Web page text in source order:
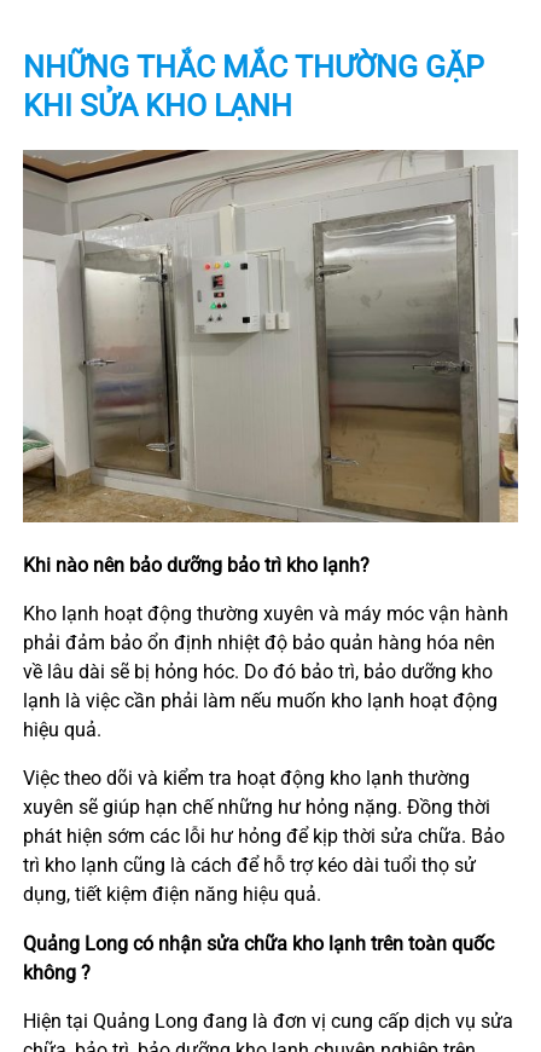
NHỮNG THẮC MẮC THƯỜNG GẶP
KHI SỬA KHO LẠNH
Khi nào nên bảo dưỡng bảo trì kho lạnh?
Kho lạnh hoạt động thường xuyên và máy móc vận hành
phải đảm bảo ổn định nhiệt độ bảo quản hàng hóa nên
về lâu dài sẽ bị hỏng hóc. Do đó bảo trì, bảo dưỡng kho
lạnh là việc cần phải làm nếu muốn kho lạnh hoạt động
hiệu quả.
Việc theo dõi và kiểm tra hoạt động kho lạnh thường
xuyên sẽ giúp hạn chế những hư hỏng nặng. Đồng thời
phát hiện sớm các lỗi hư hỏng để kịp thời sửa chữa. Bảo
trì kho lạnh cũng là cách để hỗ trợ kéo dài tuổi thọ sử
dụng, tiết kiệm điện năng hiệu quả.
Quảng Long có nhận sửa chữa kho lạnh trên toàn quốc
không ?
Hiện tại Quảng Long đang là đơn vị cung cấp dịch vụ sửa